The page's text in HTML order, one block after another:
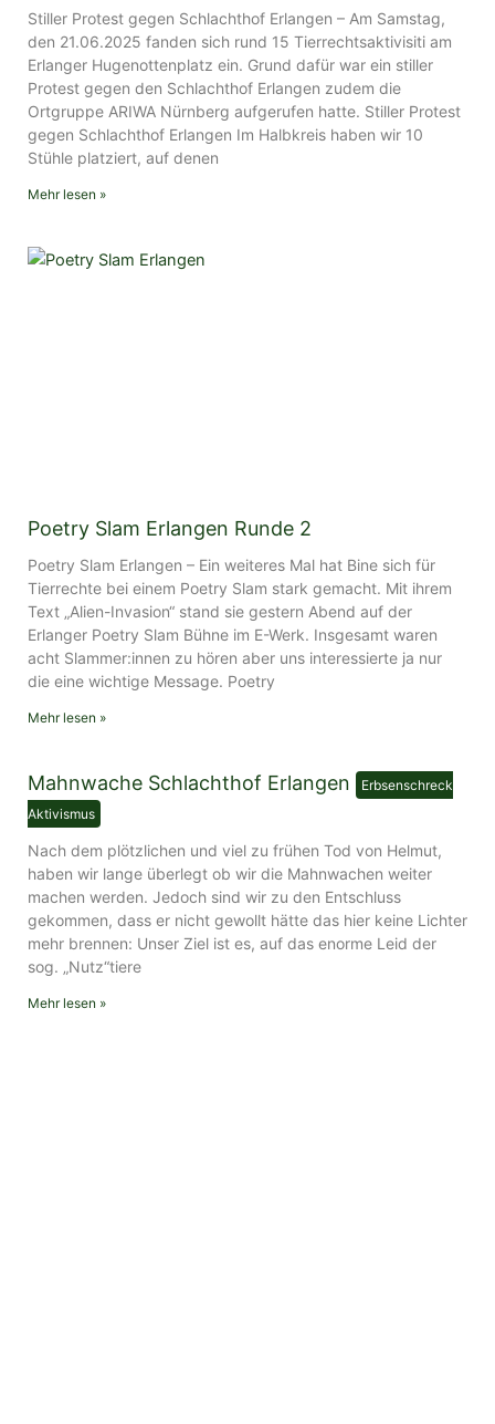
Stiller Protest gegen Schlachthof Erlangen – Am Samstag,
den 21.06.2025 fanden sich rund 15 Tierrechtsaktivisiti am
Erlanger Hugenottenplatz ein. Grund dafür war ein stiller
Protest gegen den Schlachthof Erlangen zudem die
Ortgruppe ARIWA Nürnberg aufgerufen hatte. Stiller Protest
gegen Schlachthof Erlangen Im Halbkreis haben wir 10
Stühle platziert, auf denen
Mehr lesen »
Poetry Slam Erlangen Runde 2
Poetry Slam Erlangen – Ein weiteres Mal hat Bine sich für
Tierrechte bei einem Poetry Slam stark gemacht. Mit ihrem
Text „Alien-Invasion“ stand sie gestern Abend auf der
Erlanger Poetry Slam Bühne im E-Werk. Insgesamt waren
acht Slammer:innen zu hören aber uns interessierte ja nur
die eine wichtige Message. Poetry
Mehr lesen »
Mahnwache Schlachthof Erlangen
Erbsenschreck
Aktivismus
Nach dem plötzlichen und viel zu frühen Tod von Helmut,
haben wir lange überlegt ob wir die Mahnwachen weiter
machen werden. Jedoch sind wir zu den Entschluss
gekommen, dass er nicht gewollt hätte das hier keine Lichter
mehr brennen: Unser Ziel ist es, auf das enorme Leid der
sog. „Nutz“tiere
Mehr lesen »